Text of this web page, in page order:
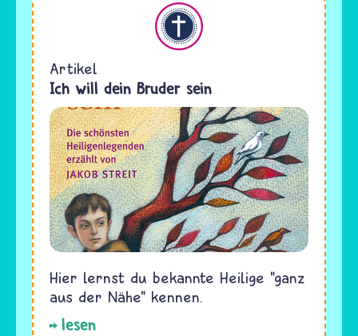
Christentum
Artikel
Ich will dein Bruder sein
Hier lernst du bekannte Heilige "ganz
aus der Nähe" kennen.
lesen